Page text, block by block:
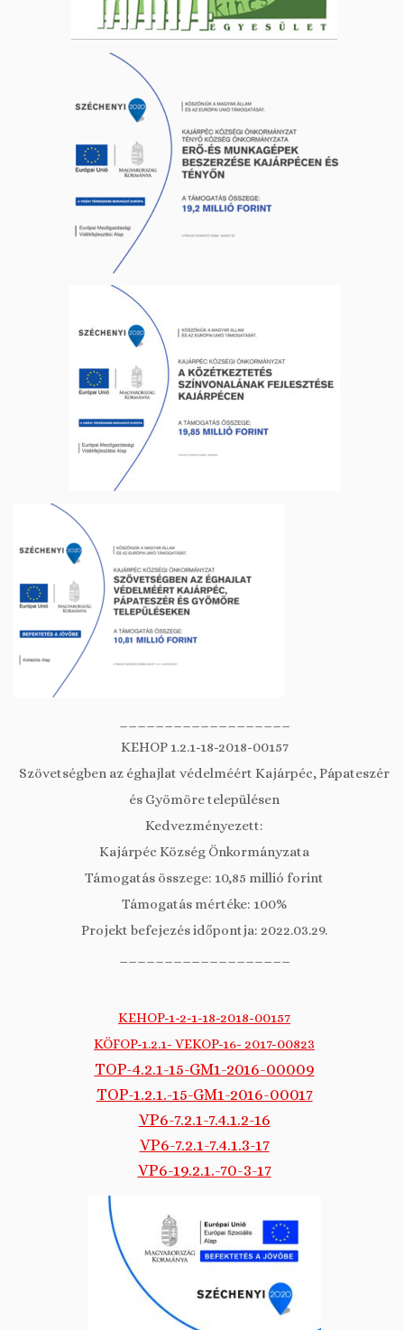
KEHOP 1.2.1-18-2018-00157
Szövetségben az éghajlat védelméért Kajárpéc, Pápateszér
és Gyömöre településen
Kedvezményezett:
Kajárpéc Község Önkormányzata
Támogatás összege: 10,85 millió forint
Támogatás mértéke: 100%
Projekt befejezés időpontja: 2022.03.29.
KEHOP-1-2-1-18-2018-00157
KÖFOP-1.2.1- VEKOP-16- 2017-00823
TOP-4.2.1-15-GM1-2016-00009
TOP-1.2.1.-15-GM1-2016-00017
VP6-7.2.1-7.4.1.2-16
VP6-7.2.1-7.4.1.3-17
VP6-19.2.1.-70-3-17